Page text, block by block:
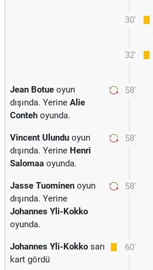
30'
32'
58'
Jean Botue oyun
dışında. Yerine Alie
Conteh oyunda.
58'
Vincent Ulundu oyun
dışında. Yerine Henri
Salomaa oyunda.
58'
Jasse Tuominen oyun
dışında. Yerine
Johannes Yli-Kokko
oyunda.
60'
Johannes Yli-Kokko sarı
kart gördü